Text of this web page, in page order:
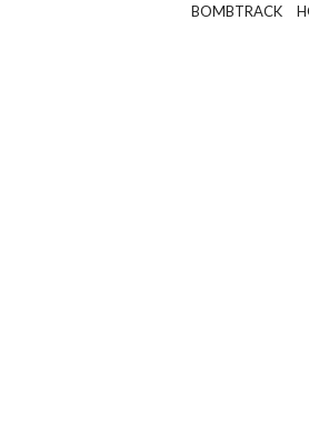
BOMBTRACK